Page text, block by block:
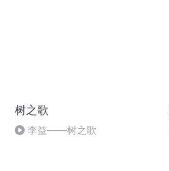
树之歌
李益——树之歌